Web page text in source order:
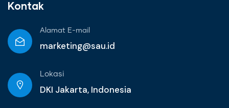
Kontak
Alamat E-mail
marketing@sau.id
Lokasi
DKI Jakarta, Indonesia